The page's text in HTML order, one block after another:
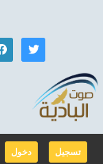
دخول تسجيل